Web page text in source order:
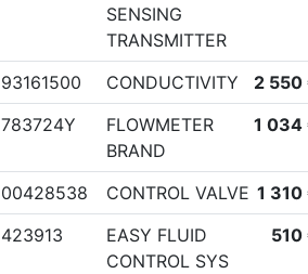
SENSING
TRANSMITTER
93161500 CONDUCTIVITY
2 550
783724Y
FLOWMETER
BRAND
1 034
00428538 CONTROL VALVE 1 310
423913
EASY FLUID
CONTROL SYS
510